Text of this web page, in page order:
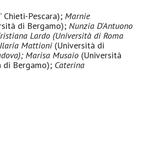
Chieti-Pescara); Marnie
di Bergamo); Nunzia D'Antuono
Lardo (Università di Roma
Ilaria Mattioni (Università di
); Marisa Musaio (Università
di Bergamo); Caterina